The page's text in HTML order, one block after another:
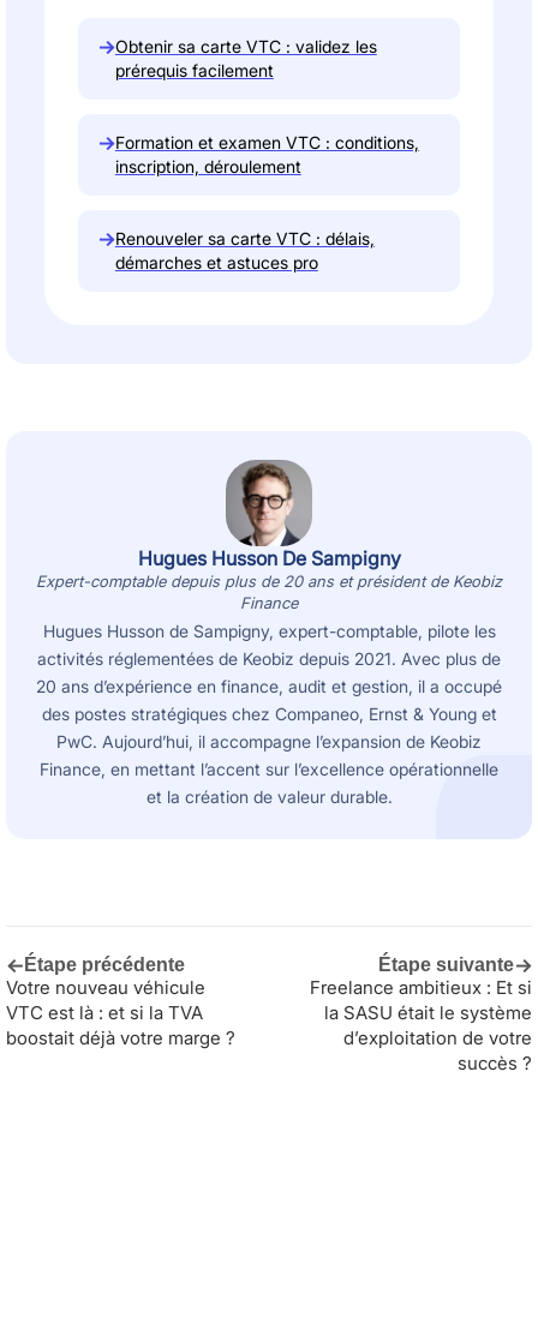
→Obtenir sa carte VTC : validez les
prérequis facilement
→Formation et examen VTC : conditions,
inscription, déroulement
→Renouveler sa carte VTC : délais,
démarches et astuces pro
Hugues Husson De Sampigny
Expert-comptable depuis plus de 20 ans et président de Keobiz
Finance
Hugues Husson de Sampigny, expert-comptable, pilote les
activités réglementées de Keobiz depuis 2021. Avec plus de
20 ans d’expérience en finance, audit et gestion, il a occupé
des postes stratégiques chez Companeo, Ernst & Young et
PwC. Aujourd’hui, il accompagne l’expansion de Keobiz
Finance, en mettant l’accent sur l’excellence opérationnelle
et la création de valeur durable.
← Étape précédente
Votre nouveau véhicule
VTC est là : et si la TVA
boostait déjà votre marge ?
Étape suivante→
Freelance ambitieux : Et si
la SASU était le système
d’exploitation de votre
succès ?